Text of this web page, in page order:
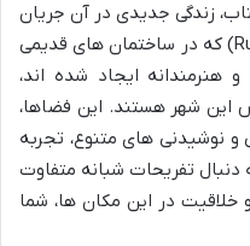
زندگی جدیدی در آن جریان
می یابد. کافه های مخروبه (Ruin Bars) که در ساختمان های قدیمی
هنرمندانه ایجاد شده اند،
این شهر هستند. این فضاها،
و نوشیدنی های متنوع، تجربه
دنبال تفریحات شبانه متفاوت
در این مکان ها، شما